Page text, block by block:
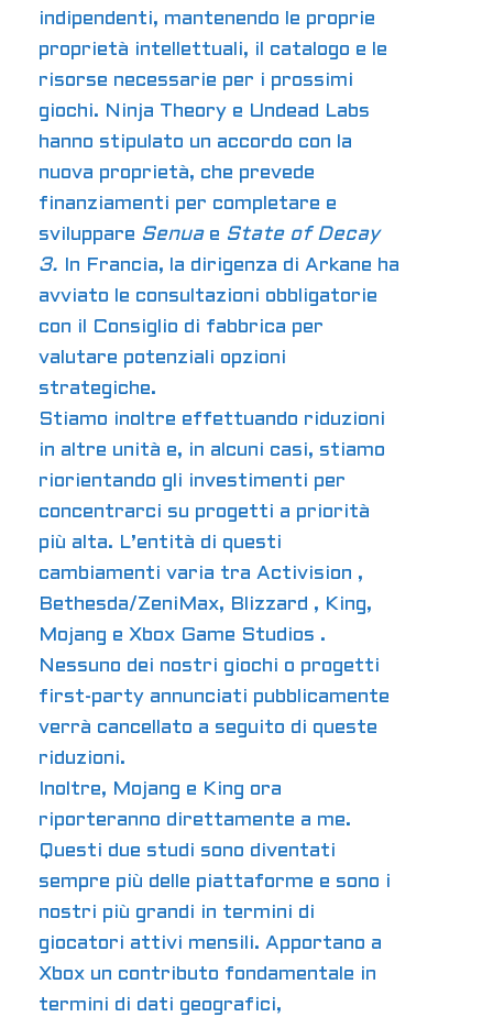
indipendenti, mantenendo le proprie
proprietà intellettuali, il catalogo e le
risorse necessarie per i prossimi
giochi. Ninja Theory e Undead Labs
hanno stipulato un accordo con la
nuova proprietà, che prevede
finanziamenti per completare e
sviluppare Senuae State of Decay
3. In Francia, la dirigenza di Arkane ha
avviato le consultazioni obbligatorie
con il Consiglio di fabbrica per
valutare potenziali opzioni
strategiche.
Stiamo inoltre effettuando riduzioni
in altre unità e, in alcuni casi, stiamo
riorientando gli investimenti per
concentrarci su progetti a priorità
più alta. L’entità di questi
cambiamenti varia tra Activision ,
Bethesda/ZeniMax, Blizzard , King,
Mojang e Xbox Game Studios .
Nessuno dei nostri giochi o progetti
first-party annunciati pubblicamente
verrà cancellato a seguito di queste
riduzioni.
Inoltre, Mojang e King ora
riporteranno direttamente a me.
Questi due studi sono diventati
sempre più delle piattaforme e sono i
nostri più grandi in termini di
giocatori attivi mensili. Apportano a
Xbox un contributo fondamentale in
termini di dati geografici,